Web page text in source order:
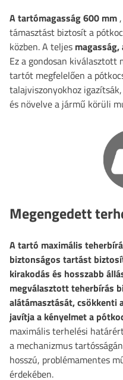
A tartómagasság600 mm
támasztást biztosít a
közben. A teljes
Ez a gondosan
tartót megfelelően a
talajviszonyokhoz
és növelve a jármű körüli
Megengedett
A tartó maximális
biztonságos tartást
kirakodás és hosszabb
megválasztott teherbírás
alátámasztását, csökkenti
javítja a kényelmet a
maximális terhelési
a mechanizmus
hosszú, problémamentes
érdekében.